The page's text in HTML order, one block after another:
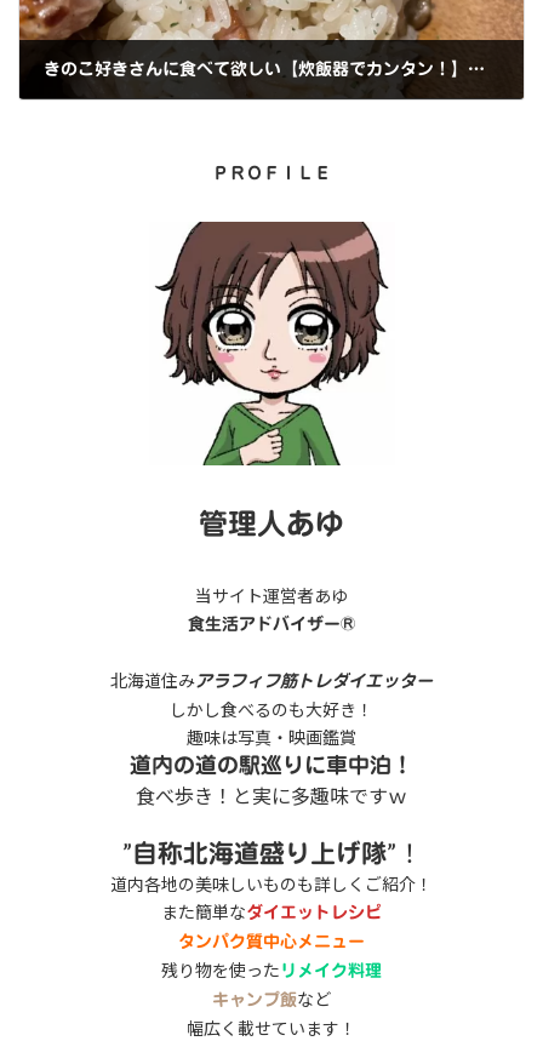
きのこ好きさんに食べて欲しい【炊飯器でカンタン！】発芽米のきのこピラフ
ＰＲＯＦＩＬＥ
管理人あゆ
当サイト運営者あゆ
食生活アドバイザー®
北海道住みアラフィフ筋トレダイエッター
しかし食べるのも大好き！
趣味は写真・映画鑑賞
道内の道の駅巡りに車中泊！
食べ歩き！と実に多趣味ですｗ
”自称北海道盛り上げ隊”！
道内各地の美味しいものも詳しくご紹介！
また簡単なダイエットレシピ
タンパク質中心メニュー
残り物を使った リメイク料理
キャンプ飯など
幅広く載せています！